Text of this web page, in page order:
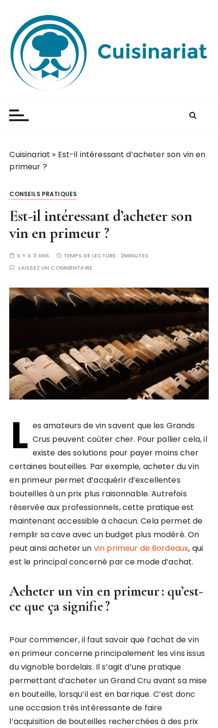
Cuisinariat » Est-il intéressant d’acheter son vin en
primeur ?
CONSEILS PRATIQUES
Est-il intéressant d’acheter son
vin en primeur ?
IL Y A 3 ANS TEMPS DE LECTURE : 2MINUTES
LAISSEZ UN COMMENTAIRE
L es amateurs de vin savent que les Grands
Crus peuvent coûter cher. Pour pallier cela, il
existe des solutions pour payer moins cher
certaines bouteilles. Par exemple, acheter du vin
en primeur permet d’acquérir d’excellentes
bouteilles à un prix plus raisonnable. Autrefois
réservée aux professionnels, cette pratique est
maintenant accessible à chacun. Cela permet de
remplir sa cave avec un budget plus modéré. On
peut ainsi acheter un vin primeur de Bordeaux, qui
est le principal concerné par ce mode d’achat.
Acheter un vin en primeur : qu’est-
ce que ça signifie ?
Pour commencer, il faut savoir que l’achat de vin
en primeur concerne principalement les vins issus
du vignoble bordelais. Il s’agit d’une pratique
permettant d’acheter un Grand Cru avant sa mise
en bouteille, lorsqu’il est en barrique. C’est donc
une occasion très intéressante de faire
l’acquisition de bouteilles recherchées à des prix